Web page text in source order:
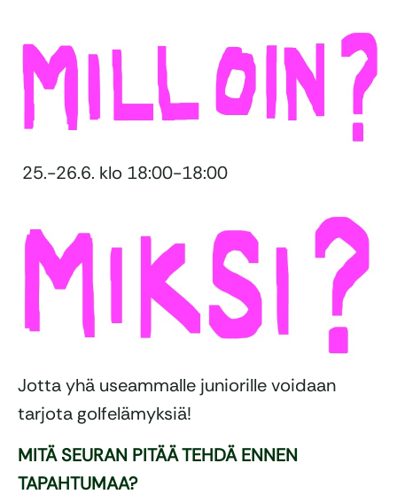
25.-26.6. klo 18:00-18:00
Jotta yhä useammalle juniorille voidaan
tarjota golfelämyksiä!
MITÄ SEURAN PITÄÄ TEHDÄ ENNEN
TAPAHTUMAA?